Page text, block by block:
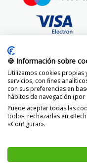
© 2014 -
🍪 Información sobre
Utilizamos cookies propias
servicios, con fines
con sus preferencias en
hábitos de navegación (por
Puede aceptar todas las
todo», rechazarlas en
«Configurar».